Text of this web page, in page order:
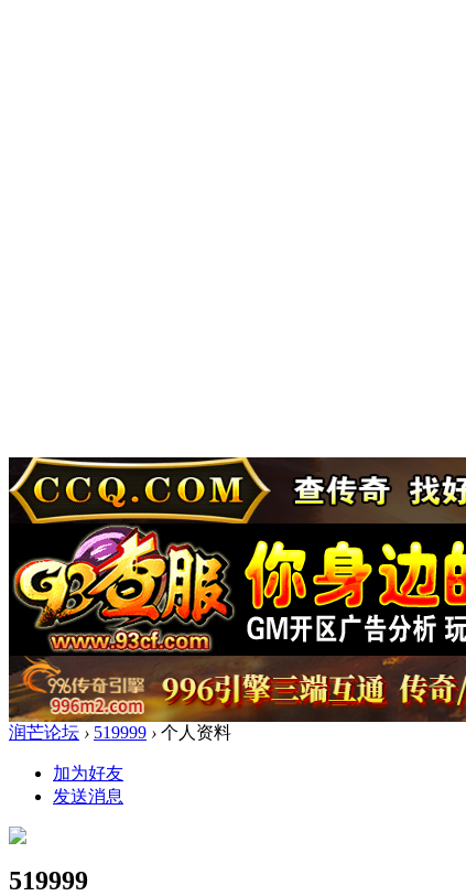
润芒论坛 › 519999 › 个人资料
加为好友
发送消息
519999